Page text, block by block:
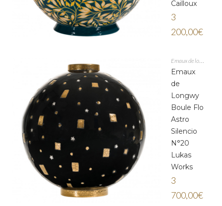
Cailloux
3
200,00€
Emaux
de
Longwy
Boule Flo
Astro
Silencio
N°20
Lukas
Works
3
700,00€